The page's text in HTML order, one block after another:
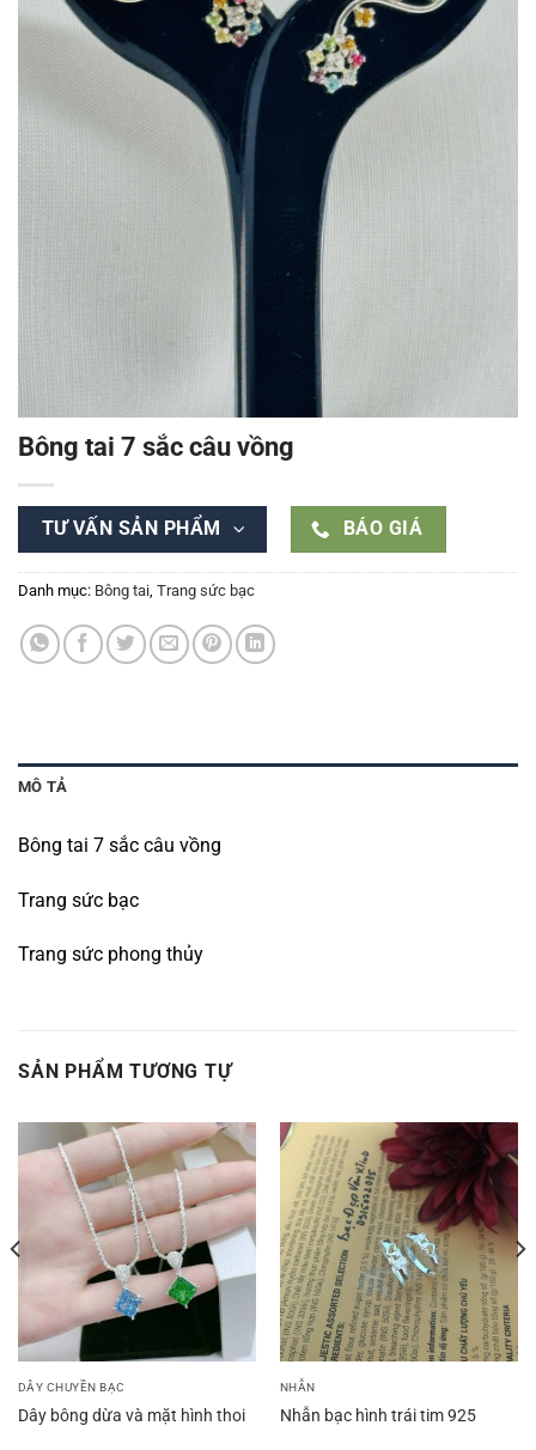
Bông tai 7 sắc câu vồng
TƯ VẤN SẢN PHẨM BÁO GIÁ
Danh mục: Bông tai Trang sức bạc
MÔ TẢ
Bông tai 7 sắc câu vồng
Trang sức bạc
Trang sức phong thủy
SẢN PHẨM TƯƠNG TỰ
DÂY CHUYỀN BẠC
Dây bông dừa và mặt hình thoi
NHẪN
Nhẫn bạc hình trái tim 925